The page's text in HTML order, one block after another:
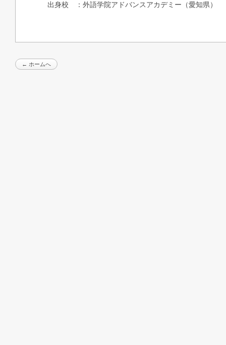
出身校 ：外語学院アドバンスアカデミー（愛知県）
← ホームへ